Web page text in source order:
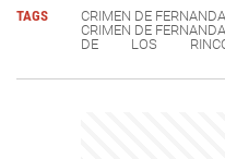
TAGS CRIMEN DE FERNANDA
CRIMEN DE FERNANDA
DE
LOS